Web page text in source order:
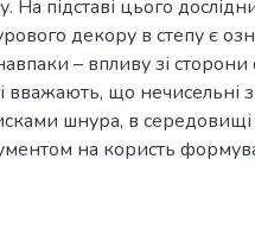
На підставі цього
декору в степу є
– впливу зі сторони
вважають, що нечисельні
шнура, в середовищі
на користь